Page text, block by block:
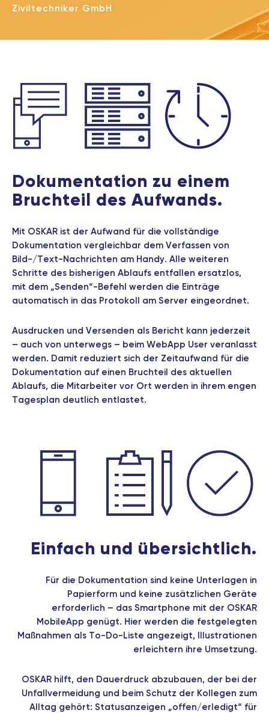
Ziviltechniker GmbH
Dokumentation zu einem
Bruchteil des Aufwands.
Mit OSKAR ist der Aufwand für die vollständige
Dokumentation vergleichbar dem Verfassen von
Bild-/Text-Nachrichten am Handy. Alle weiteren
Schritte des bisherigen Ablaufs entfallen ersatzlos,
mit dem „Senden“-Befehl werden die Einträge
automatisch in das Protokoll am Server eingeordnet.
Ausdrucken und Versenden als Bericht kann jederzeit
– auch von unterwegs – beim WebApp User veranlasst
werden. Damit reduziert sich der Zeitaufwand für die
Dokumentation auf einen Bruchteil des aktuellen
Ablaufs, die Mitarbeiter vor Ort werden in ihrem engen
Tagesplan deutlich entlastet.
Einfach und übersichtlich.
Für die Dokumentation sind keine Unterlagen in
Papierform und keine zusätzlichen Geräte
erforderlich – das Smartphone mit der OSKAR
MobileApp genügt. Hier werden die festgelegten
Maßnahmen als To-Do-Liste angezeigt, Illustrationen
erleichtern ihre Umsetzung.
OSKAR hilft, den Dauerdruck abzubauen, der bei der
Unfallvermeidung und beim Schutz der Kollegen zum
Alltag gehört: Statusanzeigen „offen/erledigt“ für